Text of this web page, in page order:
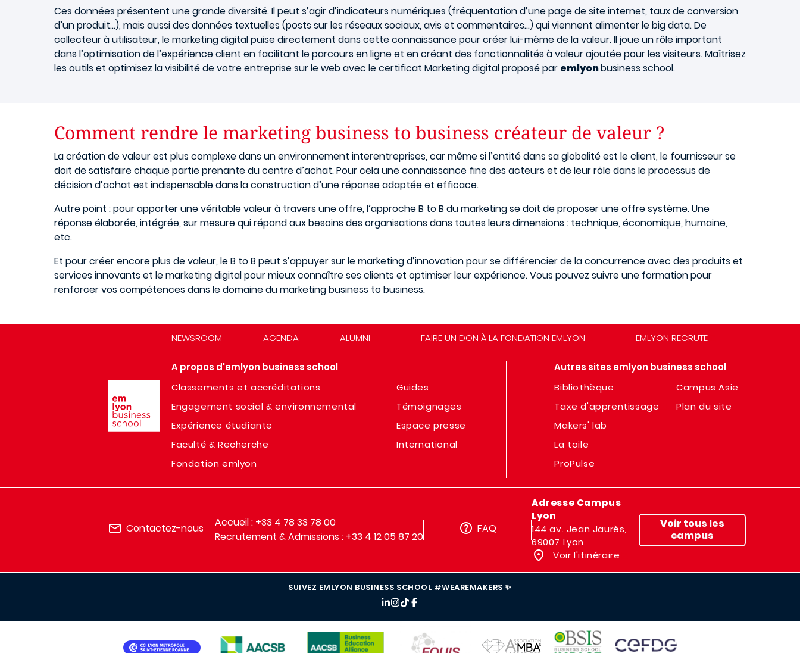
Ces données présentent une grande diversité. Il peut s’agir d’indicateurs numériques (fréquentation d’une page de site internet, taux de conversion
d’un produit…), mais aussi des données textuelles (posts sur les réseaux sociaux, avis et commentaires…) qui viennent alimenter le big data. De
collecteur à utilisateur, le marketing digital puise directement dans cette connaissance pour créer lui-même de la valeur. Il joue un rôle important
dans l’optimisation de l’expérience client en facilitant le parcours en ligne et en créant des fonctionnalités à valeur ajoutée pour les visiteurs. Maîtrisez
les outils et optimisez la visibilité de votre entreprise sur le web avec le certificat Marketing digital proposé par emlyonbusiness school.
Comment rendre le marketing business to business créateur de valeur ?
La création de valeur est plus complexe dans un environnement interentreprises, car même si l’entité dans sa globalité est le client, le fournisseur se
doit de satisfaire chaque partie prenante du centre d’achat. Pour cela une connaissance fine des acteurs et de leur rôle dans le processus de
décision d’achat est indispensable dans la construction d’une réponse adaptée et efficace.
Autre point : pour apporter une véritable valeur à travers une offre, l’approche B to B du marketing se doit de proposer une offre système. Une
réponse élaborée, intégrée, sur mesure qui répond aux besoins des organisations dans toutes leurs dimensions : technique, économique, humaine,
etc.
Et pour créer encore plus de valeur, le B to B peut s’appuyer sur le marketing d’innovation pour se différencier de la concurrence avec des produits et
services innovants et le marketing digital pour mieux connaître ses clients et optimiser leur expérience. Vous pouvez suivre une formation pour
renforcer vos compétences dans le domaine du marketing business to business.
NEWSROOM AGENDA ALUMNI FAIRE UN DON À LA FONDATION EMLYON EMLYON RECRUTE
A propos d'emlyon business school
Classements et accréditations
Engagement social & environnemental
Expérience étudiante
Faculté & Recherche
Fondation emlyon
Guides
Témoignages
Espace presse
International
Autres sites emlyon business school
Bibliothèque
Taxe d'apprentissage
Makers' lab
La toile
ProPulse
Campus Asie
Plan du site
Contactez-nous
Accueil : +33 4 78 33 78 00
Recrutement & Admissions : +33 4 12 05 87 20
FAQ
Adresse Campus
Lyon
144 av. Jean Jaurès,
69007 Lyon
Voir l'itinéraire
Voir tous les
campus
SUIVEZ EMLYON BUSINESS SCHOOL #WEAREMAKERS ✨
IMAGE
IMAGE
IMAGE
IMAGE